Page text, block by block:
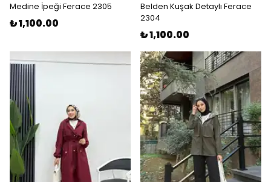
Medine İpeği Ferace 2305
₺ 1,100.00
Belden Kuşak Detaylı Ferace
2304
₺ 1,100.00